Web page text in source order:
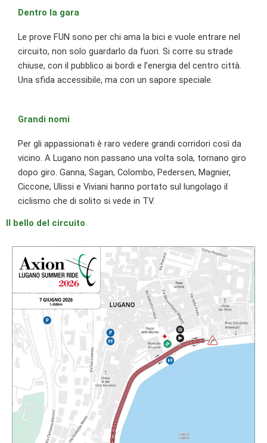
Dentro la gara
Le prove FUN sono per chi ama la bici e vuole entrare nel
circuito, non solo guardarlo da fuori. Si corre su strade
chiuse, con il pubblico ai bordi e l’energia del centro città.
Una sfida accessibile, ma con un sapore speciale.
Grandi nomi
Per gli appassionati è raro vedere grandi corridori così da
vicino. A Lugano non passano una volta sola, tornano giro
dopo giro. Ganna, Sagan, Colombo, Pedersen, Magnier,
Ciccone, Ulissi e Viviani hanno portato sul lungolago il
ciclismo che di solito si vede in TV.
Il bello del circuito